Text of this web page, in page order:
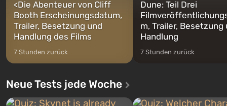
<Die Abenteuer von Cliff
Booth Erscheinungsdatum,
Trailer, Besetzung und
Handlung des Films
7 Stunden zurück
Dune: Teil Drei
m, Trailer, Besetzung
Handlung
7 Stunden zurück
Neue Tests jede Woche